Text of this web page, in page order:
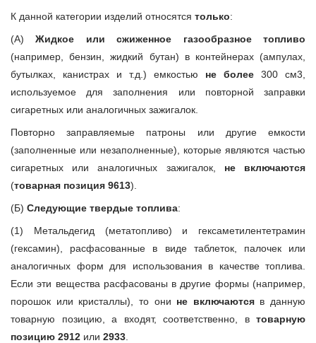
К данной категории изделий относятся только:
(А)Жидкое или сжиженное газообразное топливо
(например, бензин, жидкий бутан) в контейнерах (ампулах,
бутылках, канистрах и т.д.) емкостью не более 300 см3,
используемое для заполнения или повторной заправки
сигаретных или аналогичных зажигалок.
Повторно заправляемые патроны или другие емкости
(заполненные или незаполненные), которые являются частью
сигаретных или аналогичных зажигалок, не включаются
(товарная позиция 9613).
(Б) Следующие твердые топлива:
(1) Метальдегид (метатопливо) и гексаметилентетрамин
(гексамин), расфасованные в виде таблеток, палочек или
аналогичных форм для использования в качестве топлива.
Если эти вещества расфасованы в другие формы (например,
порошок или кристаллы), то они не включаются в данную
товарную позицию, а входят, соответственно, в товарную
позицию 2912 или 2933